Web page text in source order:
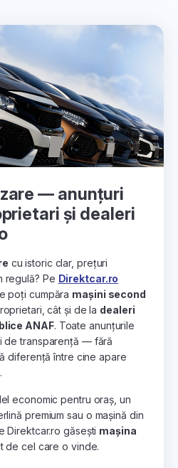
— anunțuri
și dealeri
cu istoric clar, prețuri
regulă? Pe Direktcar.ro
poți cumpăra mașini second
cât și de la dealeri
ANAF. Toate anunțurile
de transparență — fără
diferență între cine apare
economic pentru oraș, un
premium sau o mașină din
Direktcar.ro găsești mașina
de cel care o vinde.